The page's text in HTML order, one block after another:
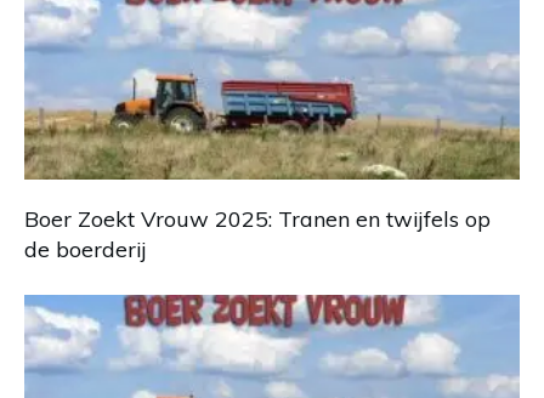
Boer Zoekt Vrouw 2025: Tranen en twijfels op
de boerderij